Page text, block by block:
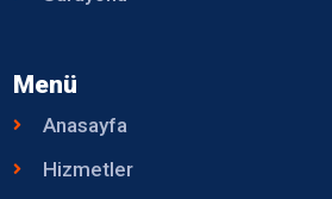
Menü
Anasayfa
Hizmetler